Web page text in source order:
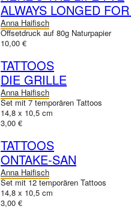
ALWAYS LONGED
Anna Haifisch
Offsetdruck auf 80g Naturpapier
10,00 €
TATTOOS
DIE GRILLE
Anna Haifisch
Set mit 7 temporären Tattoos
14,8 x 10,5 cm
3,00 €
TATTOOS
ONTAKE-SAN
Anna Haifisch
Set mit 12 temporären Tattoos
14,8 x 10,5 cm
3,00 €